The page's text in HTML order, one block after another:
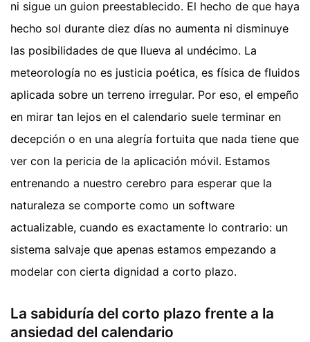
ni sigue un guion preestablecido. El hecho de que haya
hecho sol durante diez días no aumenta ni disminuye
las posibilidades de que llueva al undécimo. La
meteorología no es justicia poética, es física de fluidos
aplicada sobre un terreno irregular. Por eso, el empeño
en mirar tan lejos en el calendario suele terminar en
decepción o en una alegría fortuita que nada tiene que
ver con la pericia de la aplicación móvil. Estamos
entrenando a nuestro cerebro para esperar que la
naturaleza se comporte como un software
actualizable, cuando es exactamente lo contrario: un
sistema salvaje que apenas estamos empezando a
modelar con cierta dignidad a corto plazo.
La sabiduría del corto plazo frente a la
ansiedad del calendario